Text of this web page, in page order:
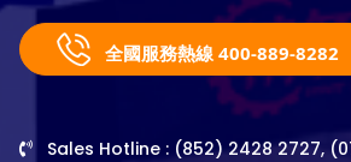
全國服務熱線 400-889-8282
Sales Hotline : (852) 2428 2727,